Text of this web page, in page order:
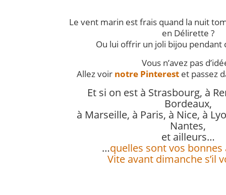
Le vent marin est frais quand la nuit
en Délirette ?
Ou lui offrir un joli bijou pendant
Vous n’avez pas
Allez voir notre Pinterest et passez
Et si on est à Strasbourg, à
Bordeaux,
à Marseille, à Paris, à Nice, à
Nantes,
et ailleurs…
…quelles sont vos bonnes
Vite avant dimanche s’il